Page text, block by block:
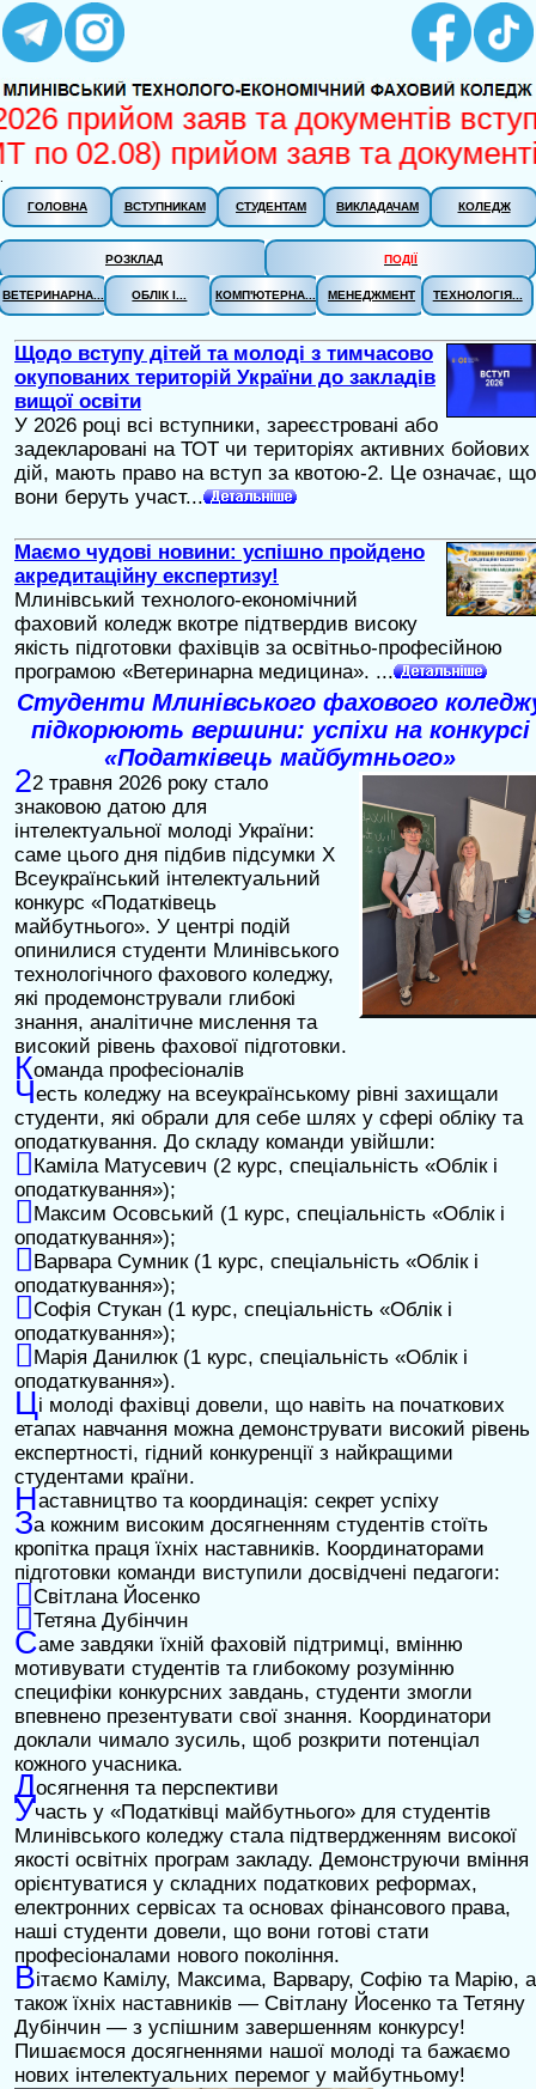
прийом заяв та документів
02.08) прийом заяв та документів
ГОЛОВНА ВСТУПНИКАМ СТУДЕНТАМ ВИКЛАДАЧАМ КОЛЕДЖ
РОЗКЛАД ПОДІЇ
ВЕТЕРИНАРНА... ОБЛІК І... КОМП'ЮТЕРНА... МЕНЕДЖМЕНТ ТЕХНОЛОГІЯ...
Щодо вступу дітей та молоді з тимчасово
окупованих територій України до закладів
вищої освіти
У 2026 році всі вступники, зареєстровані або
задекларовані на ТОТ чи територіях активних бойових
дій, мають право на вступ за квотою-2. Це означає, що
вони беруть участ...
Маємо чудові новини: успішно пройдено
акредитаційну експертизу!
Млинівський технолого-економічний
фаховий коледж вкотре підтвердив високу
якість підготовки фахівців за освітньо-професійною
програмою «Ветеринарна медицина». ...
Студенти Млинівського фахового
підкорюють вершини: успіхи на конкурсі
«Податківець майбутнього»
22 травня 2026 року стало
знаковою датою для
інтелектуальної молоді України:
саме цього дня підбив підсумки X
Всеукраїнський інтелектуальний
конкурс «Податківець
майбутнього». У центрі подій
опинилися студенти Млинівського
технологічного фахового коледжу,
які продемонстрували глибокі
знання, аналітичне мислення та
високий рівень фахової підготовки.
Команда професіоналів
Честь коледжу на всеукраїнському рівні захищали
студенти, які обрали для себе шлях у сфері обліку та
оподаткування. До складу команди увійшли:
Каміла Матусевич (2 курс, спеціальність «Облік і
оподаткування»);
Максим Осовський (1 курс, спеціальність «Облік і
оподаткування»);
Варвара Сумник (1 курс, спеціальність «Облік і
оподаткування»);
Софія Стукан (1 курс, спеціальність «Облік і
оподаткування»);
Марія Данилюк (1 курс, спеціальність «Облік і
оподаткування»).
Ці молоді фахівці довели, що навіть на початкових
етапах навчання можна демонструвати високий рівень
експертності, гідний конкуренції з найкращими
студентами країни.
Наставництво та координація: секрет успіху
За кожним високим досягненням студентів стоїть
кропітка праця їхніх наставників. Координаторами
підготовки команди виступили досвідчені педагоги:
Світлана Йосенко
Тетяна Дубінчин
Саме завдяки їхній фаховій підтримці, вмінню
мотивувати студентів та глибокому розумінню
специфіки конкурсних завдань, студенти змогли
впевнено презентувати свої знання. Координатори
доклали чимало зусиль, щоб розкрити потенціал
кожного учасника.
Досягнення та перспективи
Участь у «Податківці майбутнього» для студентів
Млинівського коледжу стала підтвердженням високої
якості освітніх програм закладу. Демонструючи вміння
орієнтуватися у складних податкових реформах,
електронних сервісах та основах фінансового права,
наші студенти довели, що вони готові стати
професіоналами нового покоління.
Вітаємо Камілу, Максима, Варвару, Софію та Марію, а
також їхніх наставників — Світлану Йосенко та Тетяну
Дубінчин — з успішним завершенням конкурсу!
Пишаємося досягненнями нашої молоді та бажаємо
нових інтелектуальних перемог у майбутньому!